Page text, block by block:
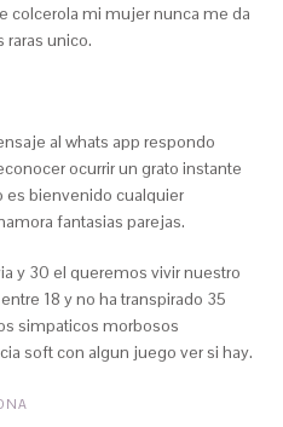
colcerola mi mujer nunca me da
unico.
al whats app respondo
ocurrir un grato instante
es bienvenido cualquier
fantasias parejas.
y 30 el queremos vivir nuestro
18 y no ha transpirado 35
simpaticos morbosos
soft con algun juego ver si hay.